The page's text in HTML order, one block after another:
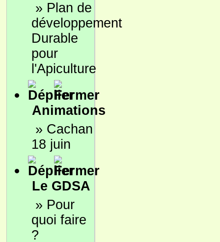
» Plan de
développement
Durable
pour
l'Apiculture
Animations
» Cachan
18 juin
Le GDSA
» Pour
quoi faire
?